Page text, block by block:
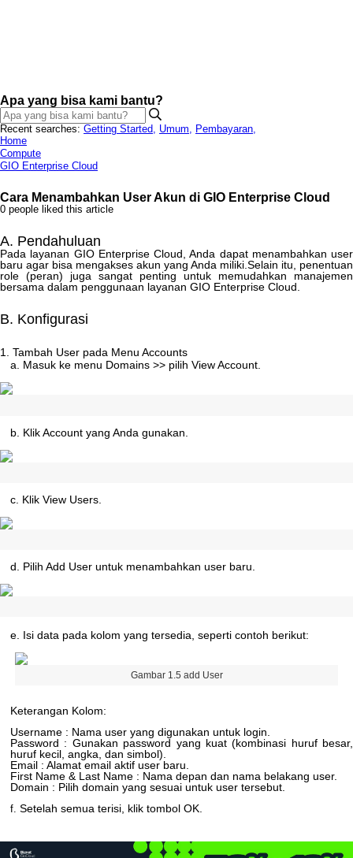
Apa yang bisa kami bantu?
Recent searches: Getting Started, Umum, Pembayaran,
Home
Compute
GIO Enterprise Cloud
Cara Menambahkan User Akun di GIO Enterprise Cloud
0 people liked this article
A. Pendahuluan
Pada layanan GIO Enterprise Cloud Anda dapat menambahkan user
baru agar bisa mengakses akun yang Anda miliki Selain itu
penentuan
role (peran) juga sangat penting untuk memudahkan
manajemen
bersama dalam penggunaan layanan GIO Enterprise Cloud
B. Konfigurasi
1 Tambah User pada Menu Accounts
a
Masuk ke menu Domains >> pilih ViewAccount
b KlikAccount yang Anda gunakan
c. Klik View Users.
d. Pilih Add User untuk menambahkan user baru.
e Isi data pada kolom yang tersedia seperti contoh berikut:
Gambar 1.5 add User
Keterangan Kolom:
Username : Nama user yang digunakan untuk login.
Password : Gunakan password yang kuat (kombinasi huruf besar,
huruf kecil, angka, dan simbol).
Email : Alamat email aktif user baru.
First Name & Last Name : Nama depan dan nama belakang user.
Domain : Pilih domain yang sesuai untuk user tersebut.
f. Setelah semua terisi, klik tombol OK.